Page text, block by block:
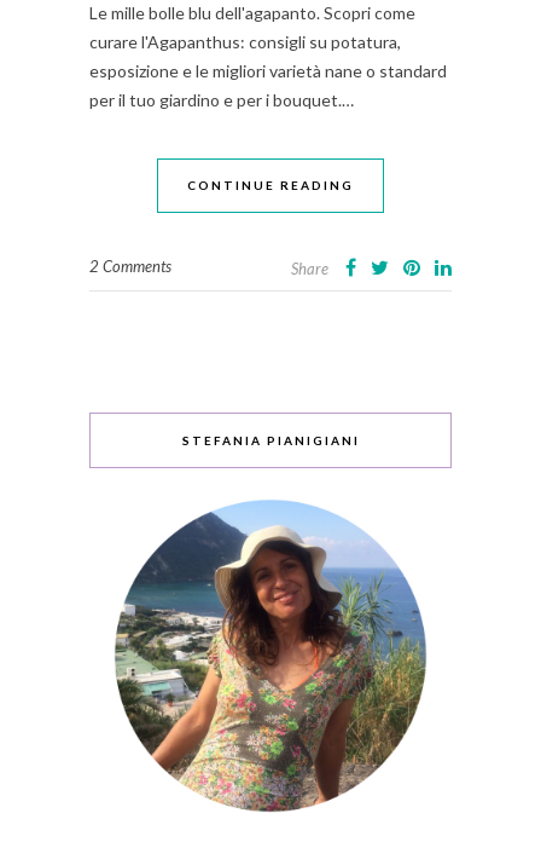
Le mille bolle blu dell'agapanto. Scopri come
curare l'Agapanthus: consigli su potatura,
esposizione e le migliori varietà nane o standard
per il tuo giardino e per i bouquet.…
CONTINUE READING
2 Comments Share
STEFANIA PIANIGIANI